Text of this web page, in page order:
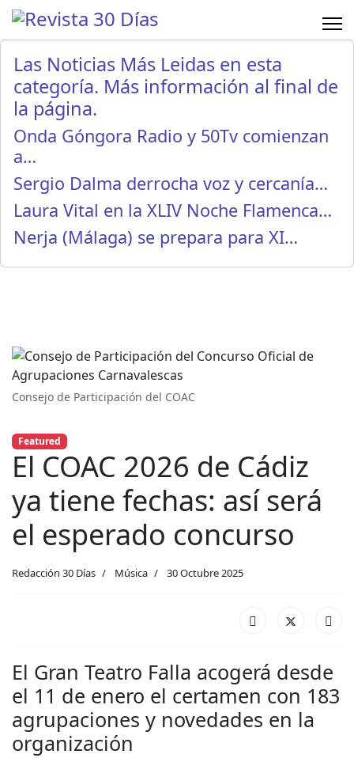
Las Noticias Más Leidas en esta
categoría. Más información al final de
la página.
Onda Góngora Radio y 50Tv comienzan
a…
Sergio Dalma derrocha voz y cercanía…
Laura Vital en la XLIV Noche Flamenca…
Nerja (Málaga) se prepara para XI…
Consejo de Participación del COAC
Featured
El COAC 2026 de Cádiz
ya tiene fechas: así será
el esperado concurso
Redacción 30 Días Música 30 Octubre 2025
El Gran Teatro Falla acogerá desde
el 11 de enero el certamen con 183
agrupaciones y novedades en la
organización